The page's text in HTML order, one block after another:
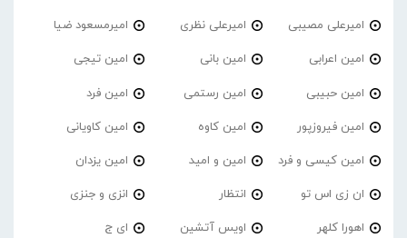
امیرعلی مصیبی امیرعلی نظری امیرمسعود ضیا
امین اعرابی امین بانی امین تیجی
امین حبیبی امین رستمی امین فرد
امین فیروزپور امین کاوه امین کاویانی
امین کیسی و فرد امین و امید امین یزدان
ان زی اس تو انتظار انزی و جنزی
اهورا کلهر اویس آتشین ای ج